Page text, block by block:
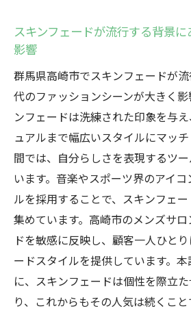
ドスタイル
選び方
プロが教えるスキンフェ
スキンフェードの選択で
ト
スタイリストが推奨する
長さ
高崎市のスタイリストか
ードの魅力
スキンフェード選びで後
ドバイス
スキンフェードでより引
スキンフェードが流行する背景
影響
群馬県高崎市でスキンフェードが
代のファッションシーンが大きく
ンフェードは洗練された印象を与
ュアルまで幅広いスタイルにマッ
間では、自分らしさを表現するツ
います。音楽やスポーツ界のアイ
ルを採用することで、スキンフェ
集めています。高崎市のメンズサ
ドを敏感に反映し、顧客一人ひと
ードスタイルを提供しています。
に、スキンフェードは個性を際立
り、これからもその人気は続くこと